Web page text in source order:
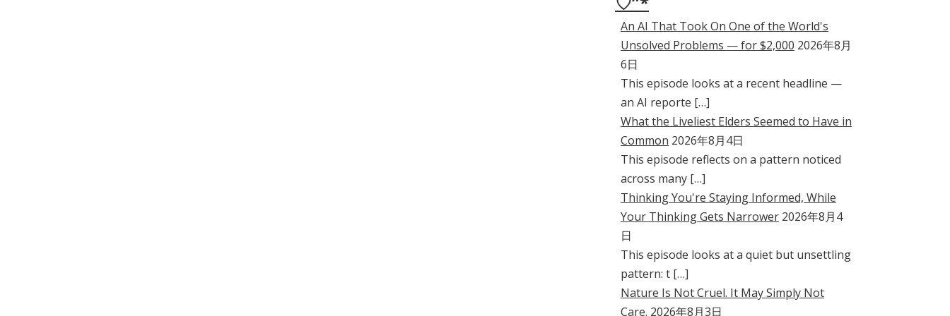
An AI That Took On One of the World's
Unsolved Problems — for $2,000 2026年8月
6日
This episode looks at a recent headline —
an AI reporte […]
What the Liveliest Elders Seemed to Have in
Common 2026年8月4日
This episode reflects on a pattern noticed
across many […]
Thinking You're Staying Informed, While
Your Thinking Gets Narrower 2026年8月4
日
This episode looks at a quiet but unsettling
pattern: t […]
Nature Is Not Cruel. It May Simply Not
Care. 2026年8月3日